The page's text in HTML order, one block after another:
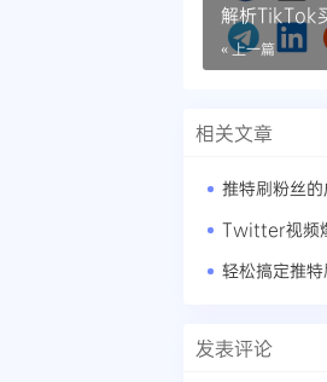
解析TikTok
« 上一篇
相关文章
推特刷粉丝
Twitter视频
轻松搞定推特
发表评论